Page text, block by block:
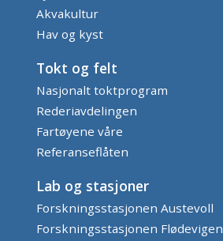
Akvakultur
Hav og kyst
Tokt og felt
Nasjonalt toktprogram
Rederiavdelingen
Fartøyene våre
Referanseflåten
Lab og stasjoner
Forskningsstasjonen Austevoll
Forskningsstasjonen Flødevigen